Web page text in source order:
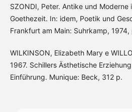
SZONDI, Peter. Antike und
Goethezeit. In: idem, Poetik und
Frankfurt am Main: Suhrkamp, 1974,
WILKINSON, Elizabeth Mary e
1967. Schillers Ästhetische
Einführung. Munique: Beck, 312 p.